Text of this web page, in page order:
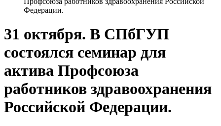
Федерации.
31 октября. В СПбГУП
состоялся семинар для
актива Профсоюза
работников здравоохранения
Российской Федерации.